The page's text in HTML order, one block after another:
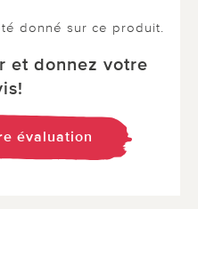
donné sur ce produit.
et donnez votre
évaluation